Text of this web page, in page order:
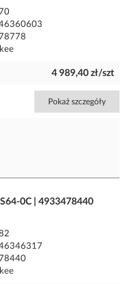
4 989,40 zł/szt
Pokaż szczegóły
0C | 4933478440